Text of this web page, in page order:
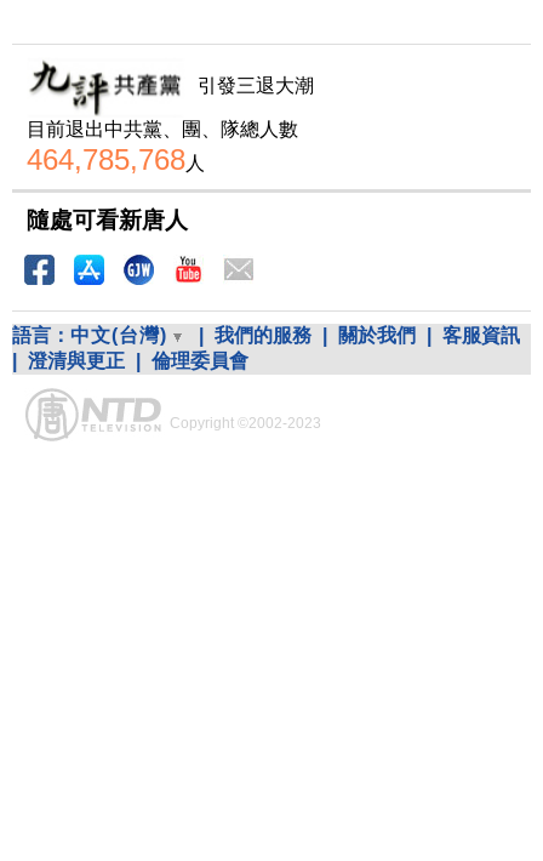
引發三退大潮
目前退出中共黨、團、隊總人數
464,785,768人
隨處可看新唐人
語言： 中文(台灣) 我們的服務 關於我們
客服資訊
澄清與更正 倫理委員會
Copyright ©2002-2023